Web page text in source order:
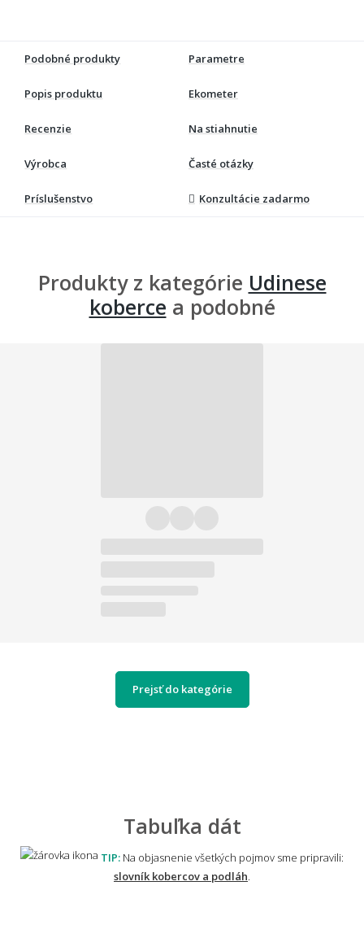
Podobné produkty Parametre
Popis produktu Ekometer
Recenzie Na stiahnutie
Výrobca Časté otázky
Príslušenstvo Konzultácie zadarmo
Produkty z kategórie Udinese
koberce a podobné
Prejsť do kategórie
Tabuľka dát
TIP: Na objasnenie všetkých pojmov sme pripravili:
slovník kobercov a podláh